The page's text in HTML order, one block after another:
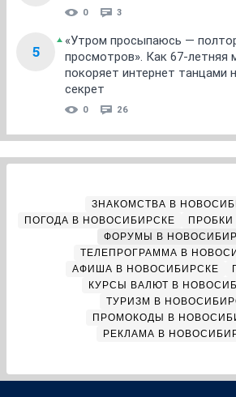
0 3
5
«Утром просыпаюсь —
просмотров». Как 67-летняя
покоряет интернет танцами
секрет
0 26
ЗНАКОМСТВА В
ПОГОДА В НОВОСИБИРСКЕ
ФОРУМЫ В
ТЕЛЕПРОГРАММА В
АФИША В НОВОСИБИРСКЕ
КУРСЫ ВАЛЮТ В
ТУРИЗМ В
ПРОМОКОДЫ В
РЕКЛАМА В